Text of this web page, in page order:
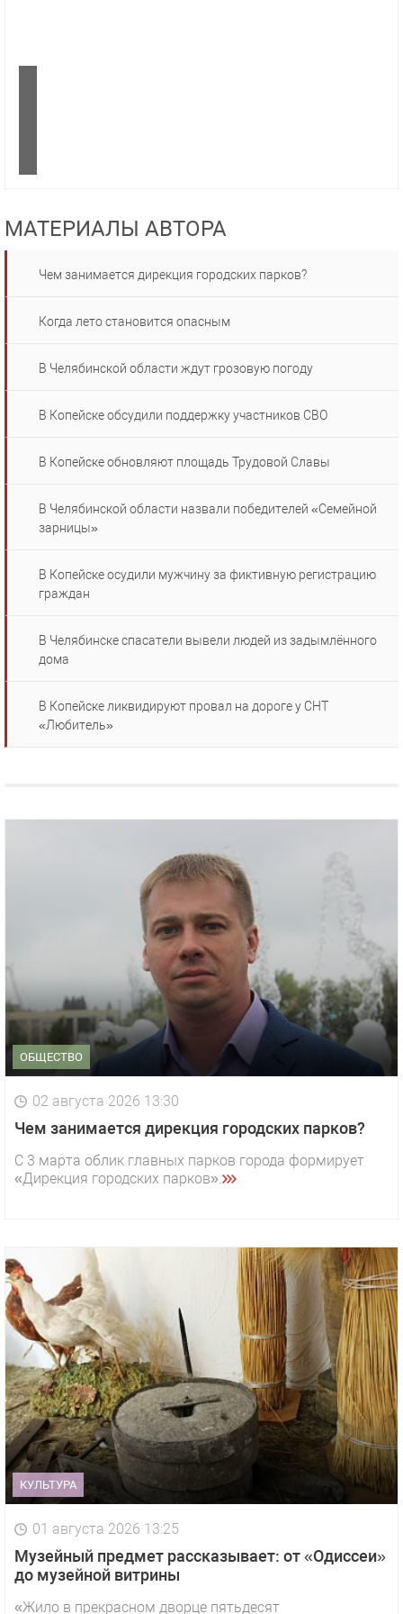
МАТЕРИАЛЫ АВТОРА
Чем занимается дирекция городских парков?
Когда лето становится опасным
В Челябинской области ждут грозовую погоду
В Копейске обсудили поддержку участников СВО
В Копейске обновляют площадь Трудовой Славы
В Челябинской области назвали победителей «Семейной
зарницы»
В Копейске осудили мужчину за фиктивную регистрацию
граждан
В Челябинске спасатели вывели людей из задымлённого
дома
В Копейске ликвидируют провал на дороге у СНТ
«Любитель»
ОБЩЕСТВО
02 августа 2026 13:30
Чем занимается дирекция городских парков?
С 3 марта облик главных парков города формирует
«Дирекция городских парков».
КУЛЬТУРА
01 августа 2026 13:25
Музейный предмет рассказывает: от «Одиссеи»
до музейной витрины
«Жило в прекрасном дворце пятьдесят